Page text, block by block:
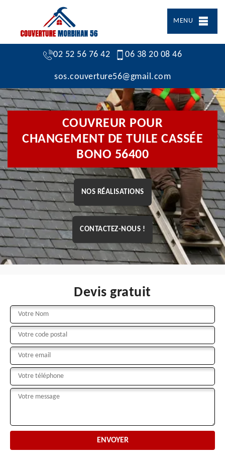
MENU
02 52 56 76 42 06 38 20 08 46
sos.couverture56@gmail.com
COUVREUR POUR
CHANGEMENT DE TUILE CASSÉE
BONO 56400
NOS RÉALISATIONS
CONTACTEZ-NOUS !
Devis gratuit